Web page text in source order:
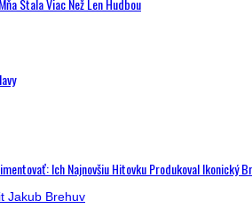
Stala Viac Než Len Hudbou
Ich Najnovšiu Hitovku Produkoval Ikonický